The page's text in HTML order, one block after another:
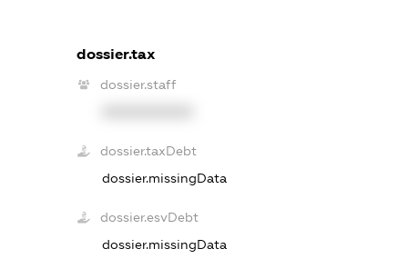
dossier.tax
dossier.staff
dossier.taxDebt
dossier.missingData
dossier.esvDebt
dossier.missingData